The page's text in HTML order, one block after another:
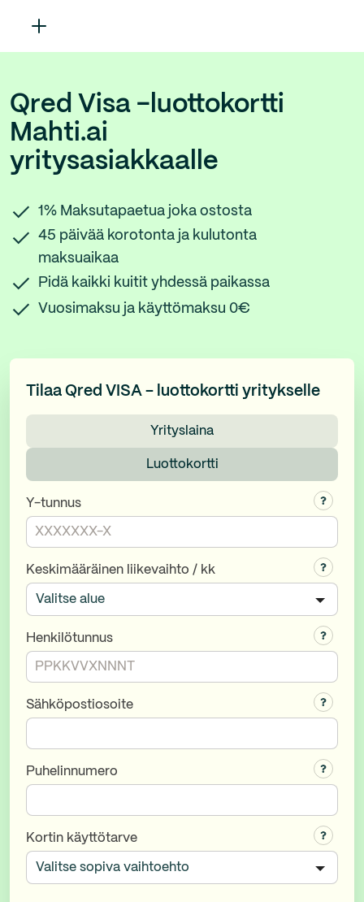
Qred Visa -luottokortti
Mahti.ai
yritysasiakkaalle
1% Maksutapaetua joka ostosta
45 päivää korotonta ja kulutonta
maksuaikaa
Pidä kaikki kuitit yhdessä paikassa
Vuosimaksu ja käyttömaksu 0€
Tilaa Qred VISA - luottokortti yritykselle
Yrityslaina
Luottokortti
Y-tunnus
Keskimääräinen liikevaihto / kk
Henkilötunnus
Sähköpostiosoite
Puhelinnumero
Kortin käyttötarve